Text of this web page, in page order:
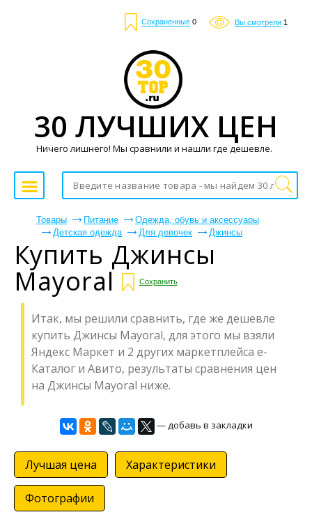
Сохраненные 0 Вы смотрели 1
Товары Питание
Одежда, обувь и аксессуары
Детская одежда
Для девочек Джинсы
Купить Джинсы
Mayoral Сохранить
Итак, мы решили сравнить, где же дешевле
купить Джинсы Mayoral, для этого мы взяли
Яндекс Маркет и 2 других маркетплейса е-
Каталог и Авито, результаты сравнения цен
на Джинсы Mayoral ниже.
— добавь в закладки
Лучшая цена Характеристики
Фотографии
30 ЛУЧШИХ ЦЕН
Ничего лишнего! Мы сравнили и нашли где дешевле.